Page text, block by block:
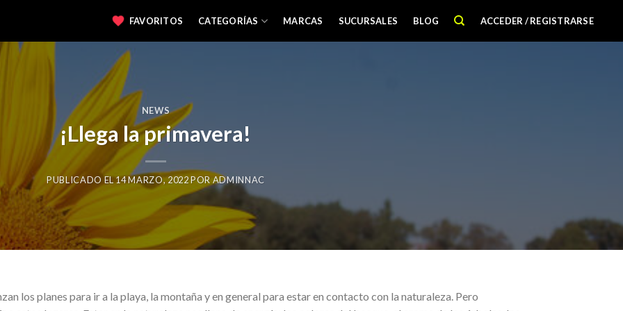
FAVORITOS CATEGORÍAS MARCAS SUCURSALES BLOG ACCEDER / REGISTRARSE
NEWS
¡Llega la primavera!
PUBLICADO EL14 MARZO, 2022POR ADMINNAC
los planes para ir a la playa, la montaña y en general para estar en contacto con la naturaleza. Pero